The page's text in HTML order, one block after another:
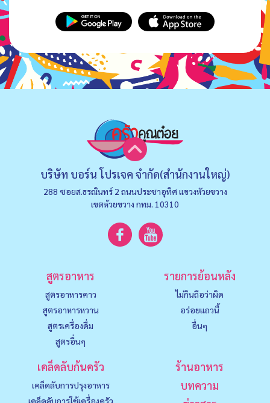
บริษัท บอร์น โปรเจค จำกัด(สำนักงานใหญ่)
288 ซอยส.ธรณินทร์ 2 ถนนประชาอุทิศ แขวงหัวยขวาง
เขตห้วยขวาง กทม. 10310
สูตรอาหาร
สูตรอาหารคาว
สูตรอาหารหวาน
สูตรเครื่องดื่ม
สูตรอื่นๆ
รายการย้อนหลัง
ไม่กินถือว่าผิด
อร่อยแถวนี้
อื่นๆ
เคล็ดลับก้นครัว
เคล็ดลับการปรุงอาหาร
เคล็ดลับการใช้เครื่องครัว
ร้านอาหาร
บทความ